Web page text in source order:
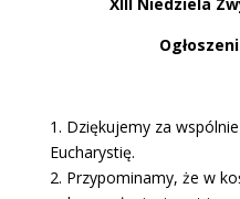
1. Dziękujemy za
Eucharystię.
2. Przypominamy, że w